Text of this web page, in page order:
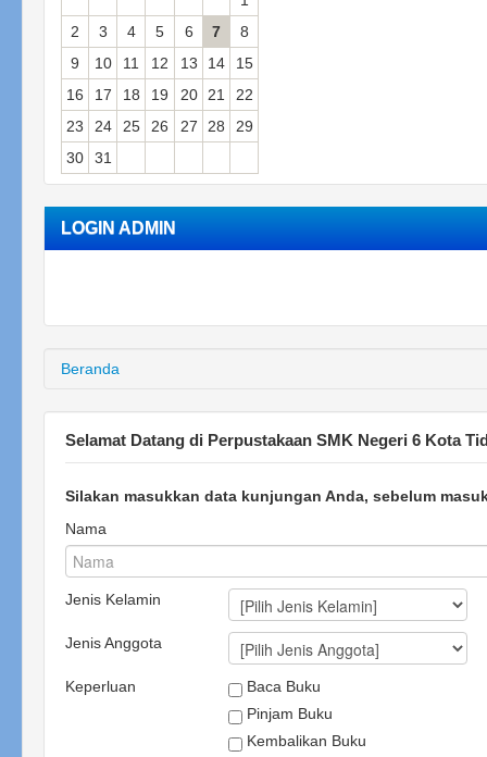
2
3 4 5 6 7
8
9
10 11 12 13 14
15
16
17 18 19 20 21
22
23
24 25 26 27 28
29
30
31
LOGIN ADMIN
Beranda
Selamat Datang di Perpustakaan SMK Negeri 6 Kota
Silakan masukkan data kunjungan Anda, sebelum
Nama
Jenis Kelamin
Jenis Anggota
Keperluan
Baca Buku
Pinjam Buku
Kembalikan Buku